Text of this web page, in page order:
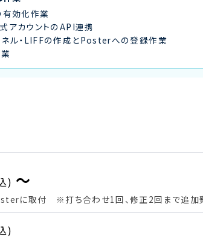
効化作業
アカウントのAPI連携
ネル・LIFFの作成とPosterへの登録作業
) 〜
に取付 ※打ち合わせ1回、修正2回まで追加
)